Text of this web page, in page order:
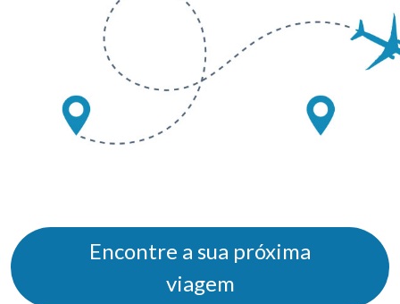
Encontre a sua próxima
viagem